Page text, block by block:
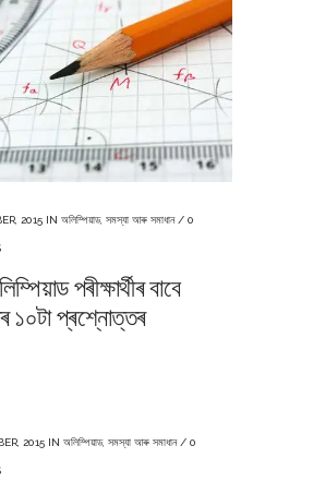
2015 IN অলিম্পিয়াড, সমস্যা আৰু সমাধান/ 0
পৰীক্ষাৰ্থীৰ বাবে
১০টা প্ৰশ্নোত্তৰ
2015 IN অলিম্পিয়াড, সমস্যা আৰু সমাধান/ 0